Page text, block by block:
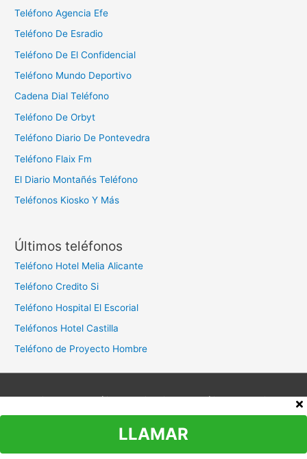
Teléfono Agencia Efe
Teléfono De Esradio
Teléfono De El Confidencial
Teléfono Mundo Deportivo
Cadena Dial Teléfono
Teléfono De Orbyt
Teléfono Diario De Pontevedra
Teléfono Flaix Fm
El Diario Montañés Teléfono
Teléfonos Kiosko Y Más
Últimos teléfonos
Teléfono Hotel Melia Alicante
Teléfono Credito Si
Teléfono Hospital El Escorial
Teléfonos Hotel Castilla
Teléfono de Proyecto Hombre
Aviso legal Política de privacidad
Política de cookies
Contacto
LLAMAR